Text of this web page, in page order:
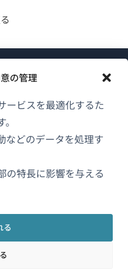
の管理
ービスを最適化するた
などのデータを処理す
の特長に影響を与える
る
て
シーポリシー
加（新
ィ
ィ
し
ウ